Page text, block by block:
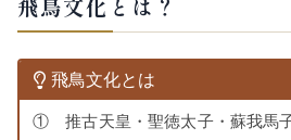
飛鳥文化とは
① 推古天皇・聖徳太子・蘇我馬